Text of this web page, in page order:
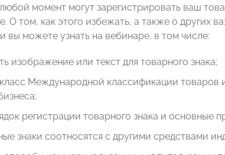
момент могут зарегистрировать ваш
О том, как этого избежать, а также о других
вы можете узнать на вебинаре, в том числе:
изображение или текст для товарного знака;
Международной классификации товаров
регистрации товарного знака и основные
знаки соотносятся с другими средствами